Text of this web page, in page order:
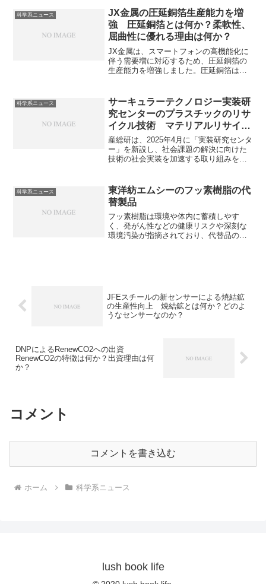
科学系ニュース
JX金属の圧延銅箔生産能力を増
強 圧延銅箔とは何か？柔軟性、
屈曲性に優れる理由は何か？
JX金属は、スマートフォンの高機能化に
伴う需要増に対応するため、圧延銅箔の
生産能力を増強しました。圧延銅箔はそ
や屈曲性に優れる理由や増産の理由を知
ることができます。
科学系ニュース
サーキュラーテクノロジー実装研
究センターのプラスチックのリサ
イクル技術 マテリアルリサイク
ルやケミカルリサイクルとは何
か？
産総研は、2025年4月に「実装研究センタ
ー」を新設し、社会課題の解決に向けた
技術の社会実装を加速する取り組みを開
ラスチックのリサイクル技術が挙げられ
ています。マテリアルリサイクルやケミ
カルリサイクルとは何か、それぞれの課
題と産総研がどのような取り組みをして
いるのかを知ることができます。
科学系ニュース
東洋紡エムシーのフッ素樹脂の代
替製品
フッ素樹脂は環境や体内に蓄積しやす
く、発がん性などの健康リスクや深刻な
環境汚染が指摘されており、代替品の開
JFEスチールの新センサーによる焼結鉱
の生産性向上 焼結鉱とは何か？どのよ
うなセンサーなのか？
DNPによるRenewCO2への出資
RenewCO2の特徴は何か？出資理由は何
か？
コメント
コメントを書き込む
ホーム 科学系ニュース
lush book life